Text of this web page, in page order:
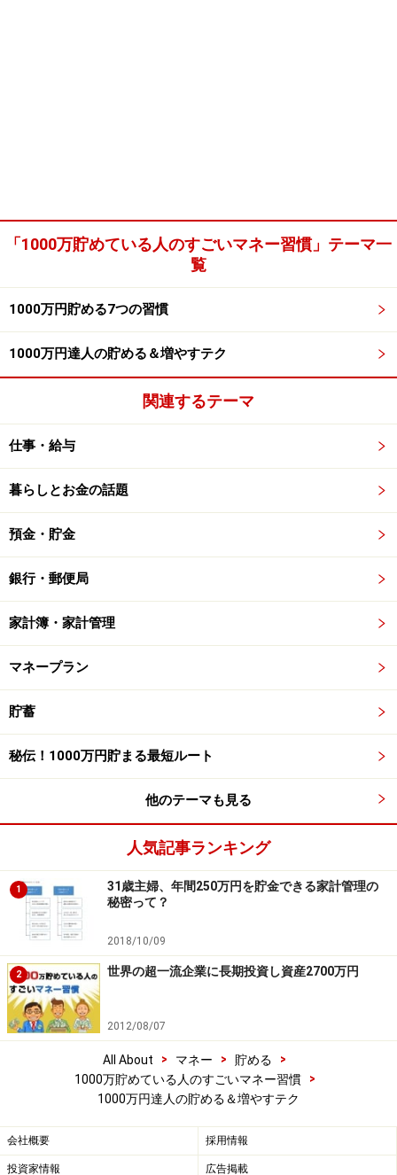
「1000万貯めている人のすごいマネー習慣」テーマ一
覧
1000万円貯める7つの習慣
1000万円達人の貯める＆増やすテク
関連するテーマ
仕事・給与
暮らしとお金の話題
預金・貯金
銀行・郵便局
家計簿・家計管理
マネープラン
貯蓄
秘伝！1000万円貯まる最短ルート
他のテーマも見る
人気記事ランキング
1
31歳主婦、年間250万円を貯金できる家計管理の
秘密って？
2018/10/09
2 世界の超一流企業に長期投資し資産2700万円
2012/08/07
All About > マネー > 貯める
>
1000万貯めている人のすごいマネー習慣
>
1000万円達人の貯める＆増やすテク
会社概要 採用情報
投資家情報 広告掲載